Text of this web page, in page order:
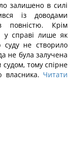
залишено в силі
із доводами
повністю. Крім
у справі лише як
суду не створило
не була залучена
судом, тому спірне
власника. Читати